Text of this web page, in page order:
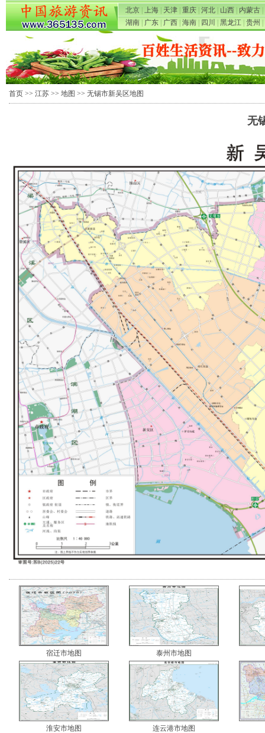
北京 上海 天津 重庆 河北 山西 内蒙古
湖南
广东 广西 海南 四川 黑龙江 贵州
首页 >> 江苏 >> 地图 >> 无锡市新吴区地图
无
宿迁市地图 泰州市地图
淮安市地图 连云港市地图